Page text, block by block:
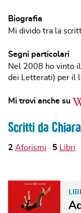
Biografia
Mi divido tra la
Segni particolari
Nel 2008 ho vinto
dei Letterati) per il
Mi trovi anche su
Scritti da
2 Aforismi 5 Libri